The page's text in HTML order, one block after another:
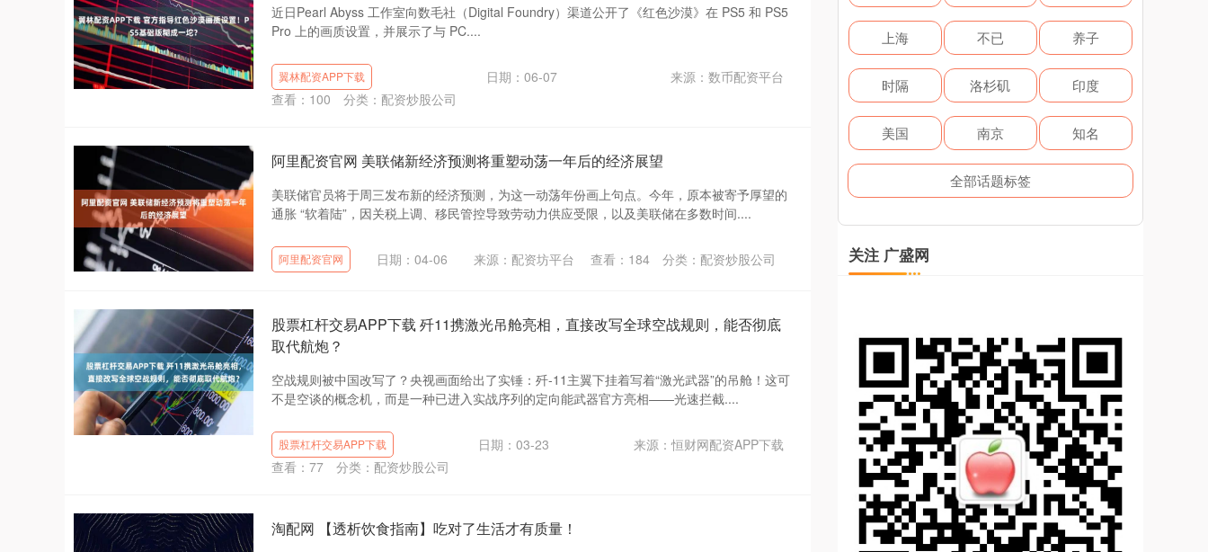
近日Pearl Abyss 工作室向数毛社（Digital Foundry）渠道公开了《红色沙漠》在 PS5 和 PS5
Pro 上的画质设置，并展示了与 PC....
翼林配资APP下载 日期：06-07
来源：数币配资平台
查看： 100 分类： 配资炒股公司
阿里配资官网 美联储新经济预测将重塑动荡一年后的经济展望
美联储官员将于周三发布新的经济预测，为这一动荡年份画上句点。今年，原本被寄予厚望的
通胀 “软着陆”，因关税上调、移民管控导致劳动力供应受限，以及美联储在多数时间....
阿里配资官网 日期：04-06 来源：配资坊平台 查看： 184 分类：配资炒股公司
股票杠杆交易APP下载 歼11携激光吊舱亮相，直接改写全球空战规则，能否彻底
取代航炮？
空战规则被中国改写了？央视画面给出了实锤：歼-11主翼下挂着写着“激光武器”的吊舱！这可
不是空谈的概念机，而是一种已进入实战序列的定向能武器官方亮相——光速拦截....
股票杠杆交易APP下载 日期：03-23
来源：恒财网配资APP下载
查看： 77 分类： 配资炒股公司
淘配网 【透析饮食指南】吃对了生活才有质量！
上海 不已 养子
时隔 洛杉矶 印度
美国 南京 知名
全部话题标签
关注 广盛网